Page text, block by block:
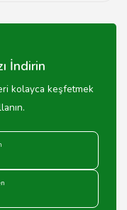
İndirin
kolayca keşfetmek